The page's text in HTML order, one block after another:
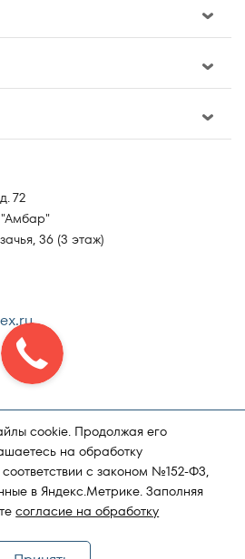
72
36 (3 этаж)
Поддержка и продвижение сайта
Политика конфиденциальности
cookie. Продолжая его
на обработку
с законом №152-ФЗ,
в Яндекс.Метрике. Заполняя
согласие на обработку